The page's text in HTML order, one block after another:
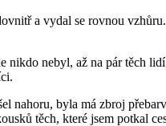
a vydal se rovnou
nikdo nebyl, až na pár těch
nahoru, byla má zbroj
těch, které jsem potkal